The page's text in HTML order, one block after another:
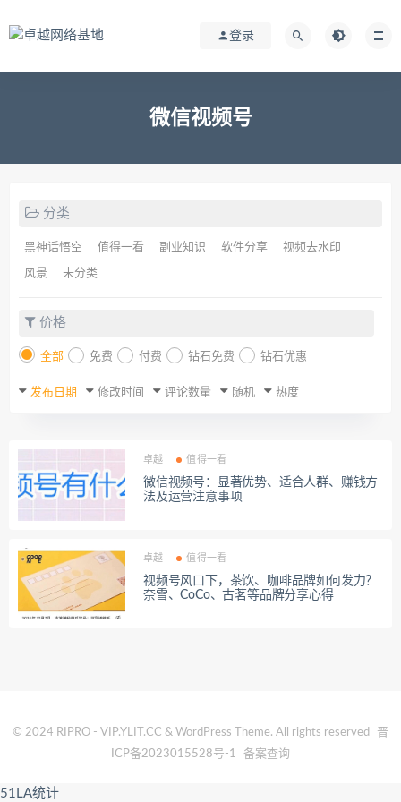
登录
微信视频号
分类
黑神话悟空 值得一看 副业知识 软件分享 视频去水印
风景 未分类
价格
全部 免费 付费 钻石免费 钻石优惠
发布日期 修改时间 评论数量 随机 热度
卓越 值得一看
微信视频号：显著优势、适合人群、赚钱方
法及运营注意事项
卓越 值得一看
视频号风口下，茶饮、咖啡品牌如何发力？
奈雪、CoCo、古茗等品牌分享心得
© 2024 RIPRO - VIP.YLIT.CC & WordPress Theme. All rights reserved
晋
ICP备2023015528号-1
备案查询
51LA统计